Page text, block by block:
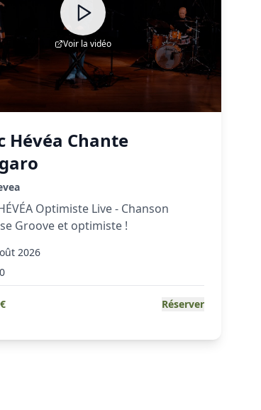
Voir la vidéo
Hévéa Chante
Optimiste Live - Chanson
Groove et optimiste !
2026
€ Réserver